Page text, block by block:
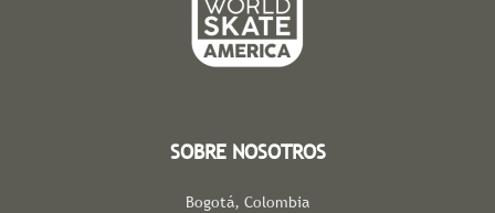
SOBRE NOSOTROS
Bogotá, Colombia